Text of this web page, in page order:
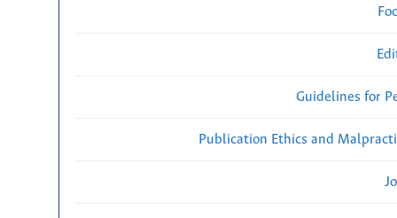
Guidelines for
Publication Ethics and